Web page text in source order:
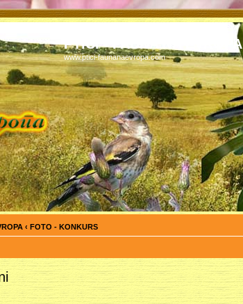
PTICI - FAUNA NA EVROPA
www.ptici-faunanaevropa.com
‹ FOTO - KONKURS